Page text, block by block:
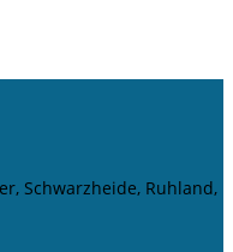
Schwarzheide, Ruhland,